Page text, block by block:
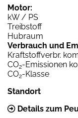
Motor:
kW / PS
Treibstoff
Hubraum
Verbrauch und
Kraftstoffverbr.
CO2-Emissionen
CO2-Klasse
Standort
Details zum